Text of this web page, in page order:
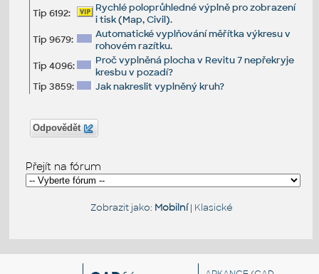
Tip 6192:
Rychlé poloprůhledné výplně pro zobrazení
i tisk (Map, Civil).
Tip 9679:
Automatické vyplňování měřítka výkresu v
rohovém razítku.
Tip 4096:
Proč vyplněná plocha v Revitu 7 nepřekryje
kresbu v pozadí?
Tip 3859:
Jak nakreslit vyplněný kruh?
Odpovědět
Přejít na fórum
Zobrazit jako: Mobilní| Klasické